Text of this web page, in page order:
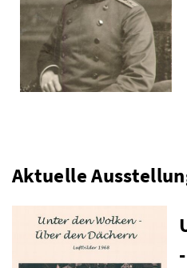
Aktuelle